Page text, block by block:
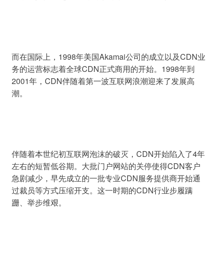
而在国际上，1998年美国Akamai公司的成立以及CDN业
务的运营标志着全球CDN正式商用的开始。1998年到
2001年，CDN伴随着第一波互联网浪潮迎来了发展高
伴随着本世纪初互联网泡沫的破灭，CDN开始陷入了4年
左右的短暂低谷期。大批门户网站的关停使得CDN客户
急剧减少，早先成立的一批专业CDN服务提供商开始通
过裁员等方式压缩开支。这一时期的CDN行业步履蹒